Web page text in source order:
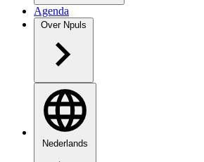
Agenda
Over Npuls
Nederlands